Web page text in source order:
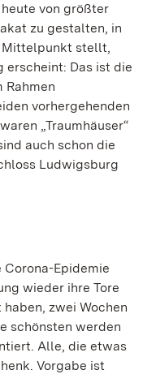
von größter
zu gestalten, in
Mittelpunkt stellt,
erscheint: Das ist die
vorhergehenden
„Traumhäuser“
auch schon die
Ludwigsburg
Corona-Epidemie
wieder ihre Tore
zwei Wochen
schönsten werden
Alle, die etwas
Vorgabe ist